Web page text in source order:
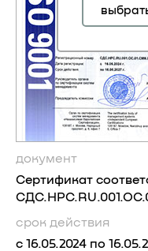
документ
Сертификат
срок действия
с 16.05.2024 по